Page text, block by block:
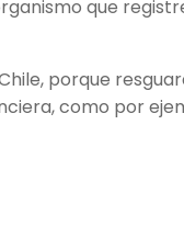
que
porque
como por